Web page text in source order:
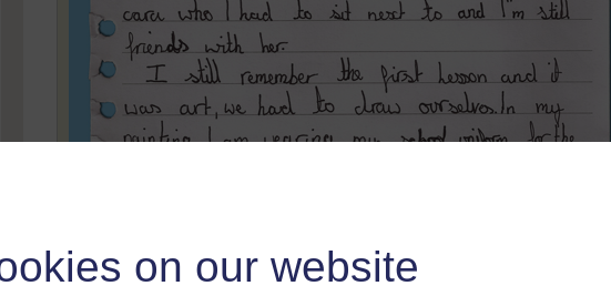
on our website